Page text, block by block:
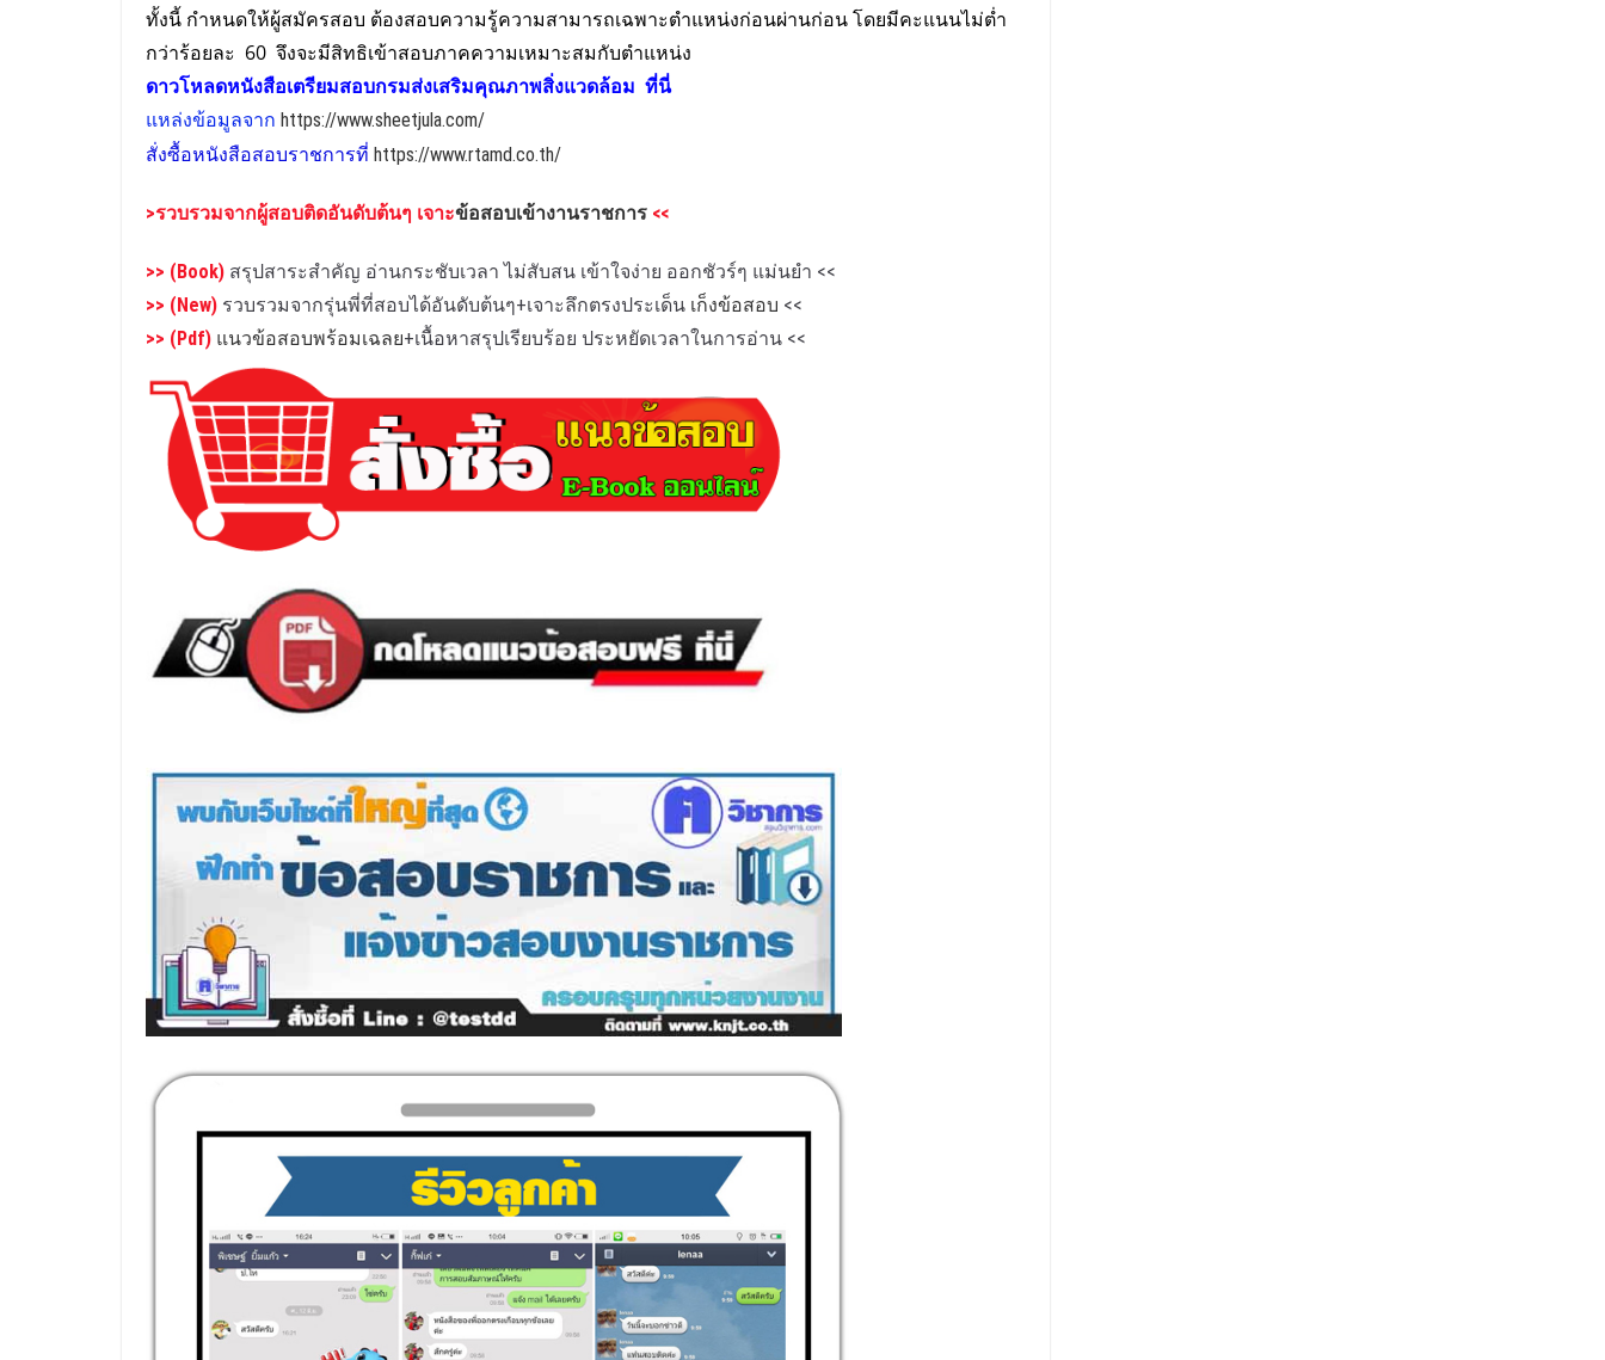
ทั้งนี้ กําหนดให้ผู้สมัครสอบ ต้องสอบความรู้ความสามารถเฉพาะตําแหน่งก่อนผ่านก่อน โดยมีคะแนนไม่ต่ำ
กว่าร้อยละ 60 จึงจะมีสิทธิเข้าสอบภาคความเหมาะสมกับตําแหน่ง
ดาวโหลดหนังสือเตรียมสอบกรมส่งเสริมคุณภาพสิ่งแวดล้อม ที่นี่
แหล่งข้อมูลจาก https://www.sheetjula.com/
สั่งซื้อหนังสือสอบราชการที่ https://www.rtamd.co.th/
>รวบรวมจากผู้สอบติดอันดับต้นๆ เจาะข้อสอบเข้างานราชการ <<
>> (Book) สรุปสาระสำคัญ อ่านกระชับเวลา ไม่สับสน เข้าใจง่าย ออกชัวร์ๆ แม่นยำ <<
>> (New) รวบรวมจากรุ่นพี่ที่สอบได้อันดับต้นๆ+เจาะลึกตรงประเด็น เก็งข้อสอบ <<
>> (Pdf) แนวข้อสอบพร้อมเฉลย+เนื้อหาสรุปเรียบร้อย ประหยัดเวลาในการอ่าน <<